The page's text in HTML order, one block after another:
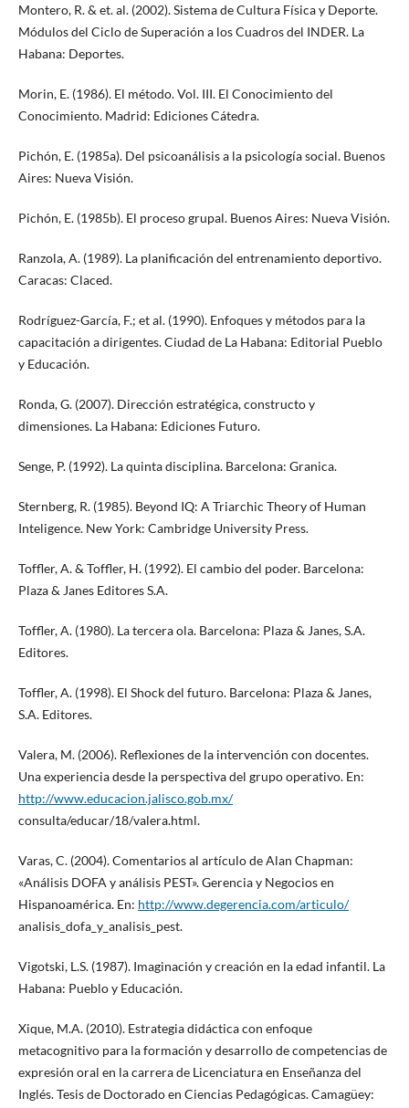
Montero, R. & et. al. (2002). Sistema de Cultura Física y Deporte.
Módulos del Ciclo de Superación a los Cuadros del INDER. La
Habana: Deportes.
Morin, E. (1986). El método. Vol. III. El Conocimiento del
Conocimiento. Madrid: Ediciones Cátedra.
Pichón, E. (1985a). Del psicoanálisis a la psicología social. Buenos
Aires: Nueva Visión.
Pichón, E. (1985b). El proceso grupal. Buenos Aires: Nueva Visión.
Ranzola, A. (1989). La planificación del entrenamiento deportivo.
Caracas: Claced.
Rodríguez-García, F.; et al. (1990). Enfoques y métodos para la
capacitación a dirigentes. Ciudad de La Habana: Editorial Pueblo
y Educación.
Ronda, G. (2007). Dirección estratégica, constructo y
dimensiones. La Habana: Ediciones Futuro.
Senge, P. (1992). La quinta disciplina. Barcelona: Granica.
Sternberg, R. (1985). Beyond IQ: A Triarchic Theory of Human
Inteligence. New York: Cambridge University Press.
Toffler, A. & Toffler, H. (1992). El cambio del poder. Barcelona:
Plaza & Janes Editores S.A.
Toffler, A. (1980). La tercera ola. Barcelona: Plaza & Janes, S.A.
Editores.
Toffler, A. (1998). El Shock del futuro. Barcelona: Plaza & Janes,
S.A. Editores.
Valera, M. (2006). Reflexiones de la intervención con docentes.
Una experiencia desde la perspectiva del grupo operativo. En:
http://www.educacion.jalisco.gob.mx/
consulta/educar/18/valera.html.
Varas, C. (2004). Comentarios al artículo de Alan Chapman:
«Análisis DOFA y análisis PEST». Gerencia y Negocios en
Hispanoamérica. En: http://www.degerencia.com/articulo/
analisis_dofa_y_analisis_pest.
Vigotski, L.S. (1987). Imaginación y creación en la edad infantil. La
Habana: Pueblo y Educación.
Xique, M.A. (2010). Estrategia didáctica con enfoque
metacognitivo para la formación y desarrollo de competencias de
expresión oral en la carrera de Licenciatura en Enseñanza del
Inglés. Tesis de Doctorado en Ciencias Pedagógicas. Camagüey: